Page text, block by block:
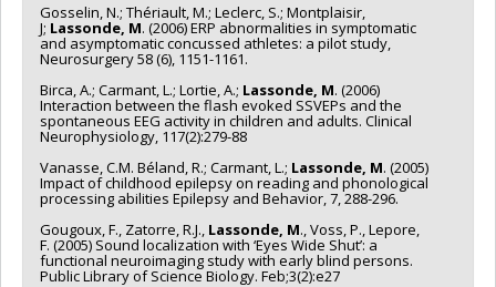
Gosselin, N.; Thériault, M.; Leclerc, S.; Montplaisir,
J; Lassonde, M. (2006) ERP abnormalities in symptomatic
and asymptomatic concussed athletes: a pilot study,
Neurosurgery 58 (6), 1151-1161.
Birca, A.; Carmant, L.; Lortie, A.; Lassonde, M. (2006)
Interaction between the flash evoked SSVEPs and the
spontaneous EEG activity in children and adults. Clinical
Neurophysiology, 117(2):279-88
Vanasse, C.M. Béland, R.; Carmant, L.; Lassonde, M. (2005)
Impact of childhood epilepsy on reading and phonological
processing abilities Epilepsy and Behavior, 7, 288-296.
Gougoux, F., Zatorre, R.J., Lassonde, M., Voss, P., Lepore,
F. (2005) Sound localization with ‘Eyes Wide Shut’: a
functional neuroimaging study with early blind persons.
Public Library of Science Biology. Feb;3(2):e27